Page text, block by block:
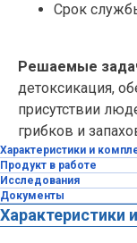
Срок
Решаемые
детоксикация,
присутствии
грибков и
Характеристики и
Продукт в работе
Исследования
Документы
Характеристики